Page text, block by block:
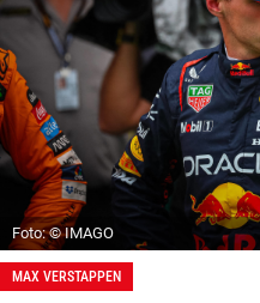
Foto: © IMAGO
MAX VERSTAPPEN